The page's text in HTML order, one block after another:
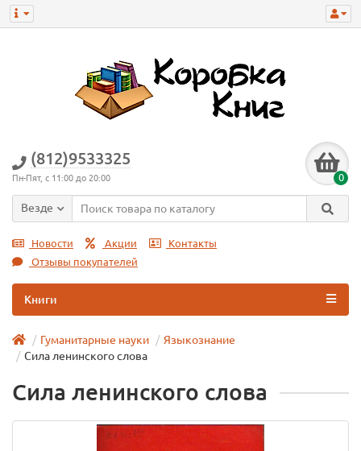
(812)9533325
Пн-Пят, с 11:00 до 20:00 0
Везде
Новости Акции
Контакты
Отзывы покупателей
Книги
Гуманитарные науки
Языкознание
Сила ленинского слова
Сила ленинского слова